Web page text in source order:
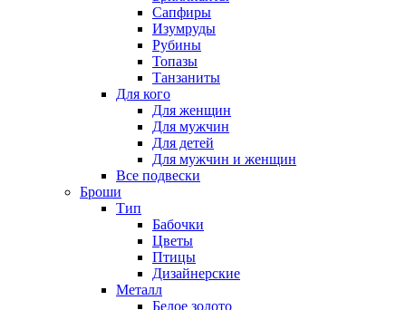
Сапфиры
Изумруды
Рубины
Топазы
Танзаниты
Для кого
Для женщин
Для мужчин
Для детей
Для мужчин и женщин
Все подвески
Броши
Тип
Бабочки
Цветы
Птицы
Дизайнерские
Металл
Белое золото